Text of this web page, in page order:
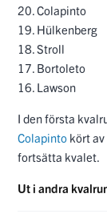
20. Colapinto
19. Hülkenberg
18. Stroll
17. Bortoleto
16. Lawson
I den första
Colapinto kört
fortsätta kvalet.
Ut i andra